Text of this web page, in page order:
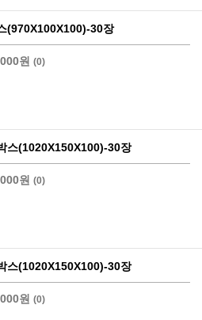
(970X100X100)-30장
원 (0)
스(1020X150X100)-30장
원 (0)
스(1020X150X100)-30장
원 (0)